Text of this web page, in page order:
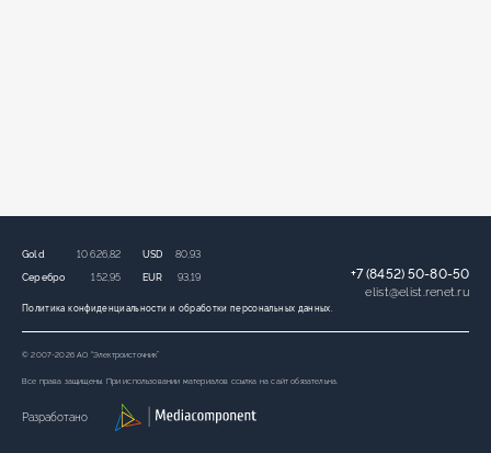
Политика конфиденциальности и обработки персональных данных.
Gold 10 626,82
Серебро 152,95
USD 80,93
EUR 93,19 +7 (8452) 50-80-50
elist@elist.renet.ru
© 2007-2026 АО “Электроисточник”
Все права защищены. При использовании материалов ссылка на сайт обязательна.
Разработано